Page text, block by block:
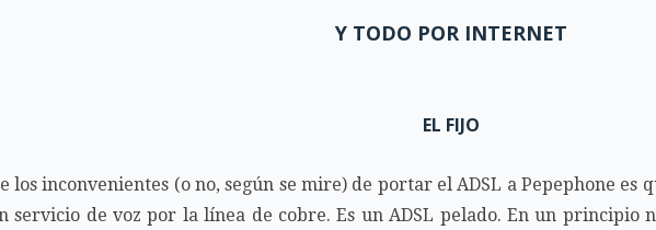
Y TODO POR INTERNET
EL FIJO
los inconvenientes (o no, según se mire) de portar el ADSL a Pepephone
servicio de voz por la línea de cobre. Es un ADSL pelado. En un principio